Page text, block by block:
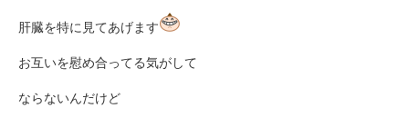
肝臓を特に見てあげます
お互いを慰め合ってる気がして
ならないんだけど